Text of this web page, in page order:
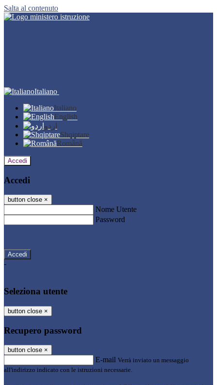
Salta al contenuto
Italiano
Italiano
English
اردو
Shqiptare
Română
Accedi
Accedi
button close ×
Nome Utente
Password
-
Seleziona utente
button close ×
Recupero password
button close ×
E-mail Verrà inviato un messaggio
all'indirizzo indicato con le istruzioni necessarie.